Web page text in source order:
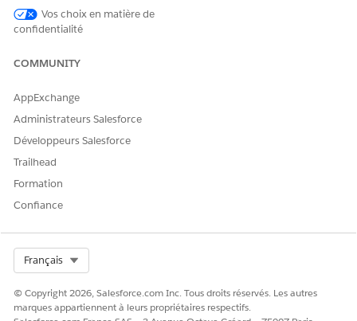
Vos choix en matière de
confidentialité
COMMUNITY
AppExchange
Administrateurs Salesforce
Développeurs Salesforce
Trailhead
Formation
Confiance
Français
© Copyright 2026, Salesforce.com Inc. Tous droits réservés. Les autres
marques appartiennent à leurs propriétaires respectifs.